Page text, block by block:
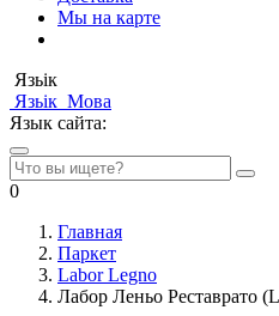
Мы на карте
Язьік
Язьік Мова
Язык сайта:
0
Главная
Паркет
Labor Legno
Лабор Леньо Реставрато